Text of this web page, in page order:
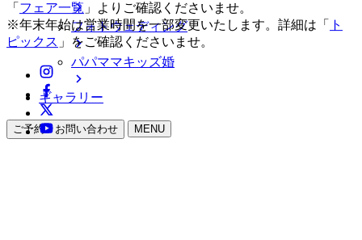
フォトウェディング
パパママキッズ婚
ギャラリー
ご予約・お問い合わせ MENU
「 フェア一覧 」よりご確認くださいませ。
※年末年始は営業時間を一部変更いたします。詳細は「
ト
ピックス 」をご確認くださいませ。